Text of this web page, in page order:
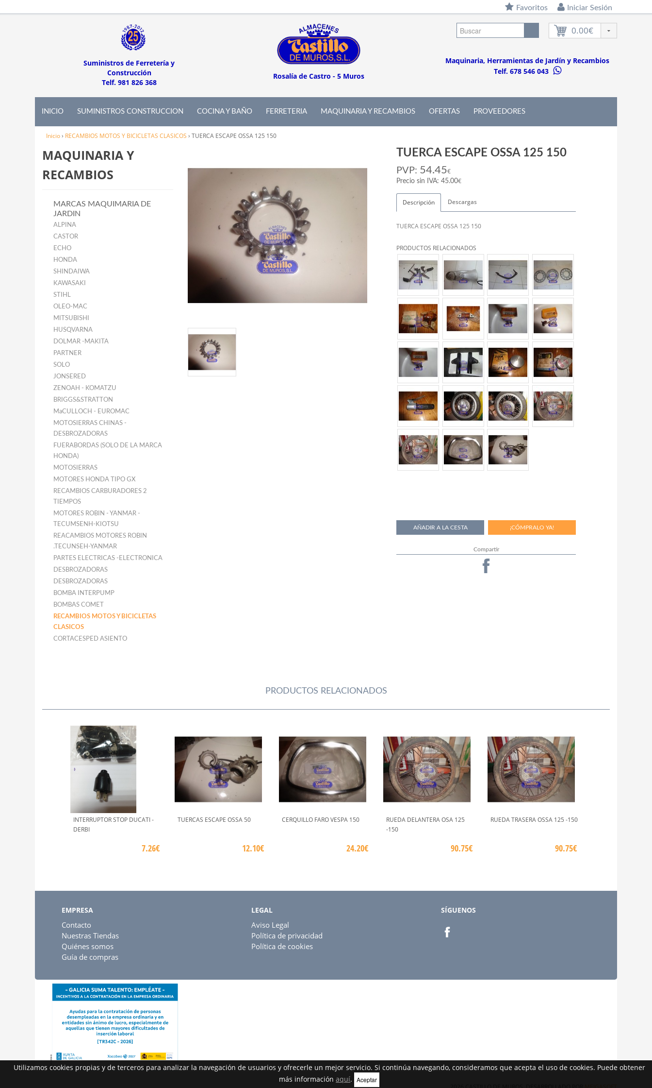
Favoritos Iniciar Sesión
Suministros de Ferretería y
Construcción
Telf. 981 826 368
Rosalía de Castro - 5 Muros
0.00€
Maquinaria, Herramientas de Jardín y Recambios
Telf. 678 546 043
INICIO SUMINISTROS CONSTRUCCION COCINA Y BAÑO FERRETERIA MAQUINARIA Y RECAMBIOS OFERTAS PROVEEDORES
Inicio› RECAMBIOS MOTOS Y BICICLETAS CLASICOS › TUERCA ESCAPE OSSA 125 150
MAQUINARIA Y
RECAMBIOS
MARCAS MAQUIMARIA DE
JARDIN
ALPINA
CASTOR
ECHO
HONDA
SHINDAIWA
KAWASAKI
STIHL
OLEO-MAC
MITSUBISHI
HUSQVARNA
DOLMAR -MAKITA
PARTNER
SOLO
JONSERED
ZENOAH - KOMATZU
BRIGGS&STRATTON
MaCULLOCH - EUROMAC
MOTOSIERRAS CHINAS -
DESBROZADORAS
FUERABORDAS (SOLO DE LA MARCA
HONDA)
MOTOSIERRAS
MOTORES HONDA TIPO GX
RECAMBIOS CARBURADORES 2
TIEMPOS
MOTORES ROBIN - YANMAR -
TECUMSENH-KIOTSU
REACAMBIOS MOTORES ROBIN
.TECUNSEH-YANMAR
PARTES ELECTRICAS -ELECTRONICA
DESBROZADORAS
DESBROZADORAS
BOMBA INTERPUMP
BOMBAS COMET
RECAMBIOS MOTOS Y BICICLETAS
CLASICOS
CORTACESPED ASIENTO
TUERCA ESCAPE OSSA 125 150
PVP: 54.45€
Precio sin IVA: 45.00€
Descripción Descargas
TUERCA ESCAPE OSSA 125 150
PRODUCTOS RELACIONADOS
Compartir
PRODUCTOS RELACIONADOS
INTERRUPTOR STOP DUCATI -
DERBI
7.26€
TUERCAS ESCAPE OSSA 50
12.10€
CERQUILLO FARO VESPA 150
24.20€
RUEDA DELANTERA OSA 125
-150
90.75€
RUEDA TRASERA OSSA 125 -150
90.75€
EMPRESA
Contacto
Nuestras Tiendas
Quiénes somos
Guía de compras
LEGAL
Aviso Legal
Política de privacidad
Política de cookies
SÍGUENOS
Utilizamos cookies propias y de terceros para analizar la navegación de usuarios y ofrecerle un mejor servicio. Si continúa navegando, consideramos que acepta el uso de cookies. Puede obtener
más informaciónaquí. Aceptar